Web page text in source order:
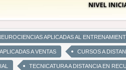
APLICADAS AL
A VENTAS CURSOS A
TECNICATURA A DISTANCIA EN